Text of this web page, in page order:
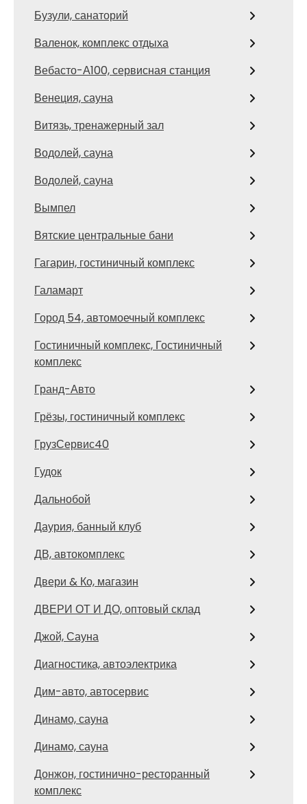
Бузули, санаторий
Валенок, комплекс отдыха
Вебасто-А100, сервисная станция
Венеция, сауна
Витязь, тренажерный зал
Водолей, сауна
Водолей, сауна
Вымпел
Вятские центральные бани
Гагарин, гостиничный комплекс
Галамарт
Город 54, автомоечный комплекс
Гостиничный комплекс, Гостиничный
комплекс
Гранд-Авто
Грёзы, гостиничный комплекс
ГрузСервис40
Гудок
Дальнобой
Даурия, банный клуб
ДВ, автокомплекс
Двери & Ко, магазин
ДВЕРИ ОТ И ДО, оптовый склад
Джой, Сауна
Диагностика, автоэлектрика
Дим-авто, автосервис
Динамо, сауна
Динамо, сауна
Донжон, гостинично-ресторанный
комплекс